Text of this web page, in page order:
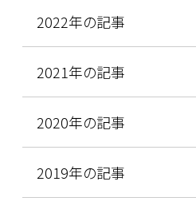
2022年の記事
2021年の記事
2020年の記事
2019年の記事